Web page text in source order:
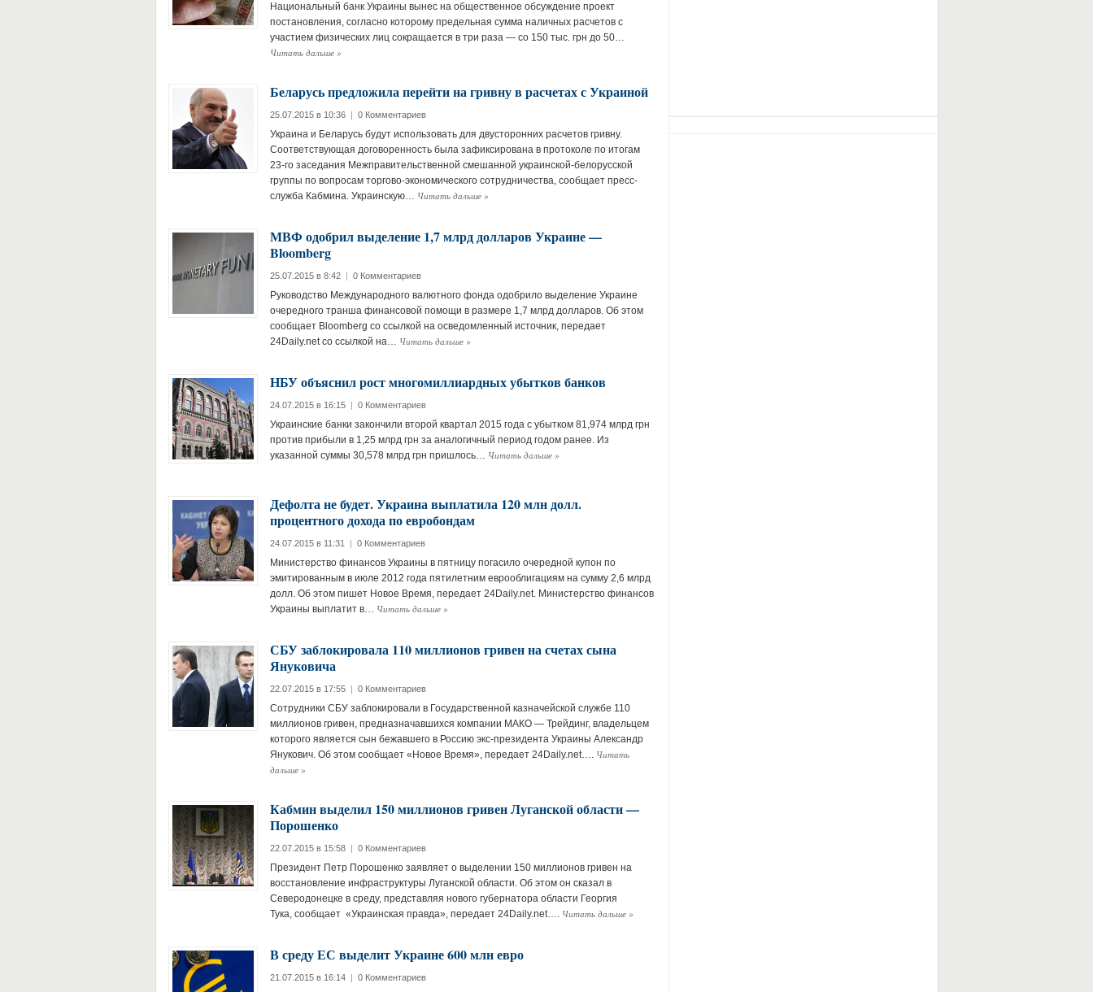
Национальный банк Украины вынес на общественное обсуждение проект
постановления, согласно которому предельная сумма наличных расчетов с
участием физических лиц сокращается в три раза — со 150 тыс. грн до 50…
Читать дальше »
Беларусь предложила перейти на гривну в расчетах с Украиной
25.07.2015 в 10:36 | 0 Комментариев
Украина и Беларусь будут использовать для двусторонних расчетов гривну.
Соответствующая договоренность была зафиксирована в протоколе по итогам
23-го заседания Межправительственной смешанной украинской-белорусской
группы по вопросам торгово-экономического сотрудничества, сообщает пресс-
служба Кабмина. Украинскую… Читать дальше »
МВФ одобрил выделение 1,7 млрд долларов Украине —
Bloomberg
25.07.2015 в 8:42 | 0 Комментариев
Руководство Международного валютного фонда одобрило выделение Украине
очередного транша финансовой помощи в размере 1,7 млрд долларов. Об этом
сообщает Bloomberg со ссылкой на осведомленный источник, передает
24Daily.net со ссылкой на… Читать дальше »
НБУ объяснил рост многомиллиардных убытков банков
24.07.2015 в 16:15 | 0 Комментариев
Украинские банки закончили второй квартал 2015 года с убытком 81,974 млрд грн
против прибыли в 1,25 млрд грн за аналогичный период годом ранее. Из
указанной суммы 30,578 млрд грн пришлось… Читать дальше »
Дефолта не будет. Украина выплатила 120 млн долл.
процентного дохода по евробондам
24.07.2015 в 11:31 | 0 Комментариев
Министерство финансов Украины в пятницу погасило очередной купон по
эмитированным в июле 2012 года пятилетним еврооблигациям на сумму 2,6 млрд
долл. Об этом пишет Новое Время, передает 24Daily.net. Министерство финансов
Украины выплатит в… Читать дальше »
СБУ заблокировала 110 миллионов гривен на счетах сына
Януковича
22.07.2015 в 17:55 | 0 Комментариев
Сотрудники СБУ заблокировали в Государственной казначейской службе 110
миллионов гривен, предназначавшихся компании МАКО — Трейдинг, владельцем
которого является сын бежавшего в Россию экс-президента Украины Александр
Янукович. Об этом сообщает «Новое Время», передает 24Daily.net…. Читать
дальше »
Кабмин выделил 150 миллионов гривен Луганской области —
Порошенко
22.07.2015 в 15:58 | 0 Комментариев
Президент Петр Порошенко заявляет о выделении 150 миллионов гривен на
восстановление инфраструктуры Луганской области. Об этом он сказал в
Северодонецке в среду, представляя нового губернатора области Георгия
Тука, сообщает «Украинская правда», передает 24Daily.net…. Читать дальше »
В среду ЕС выделит Украине 600 млн евро
21.07.2015 в 16:14 | 0 Комментариев